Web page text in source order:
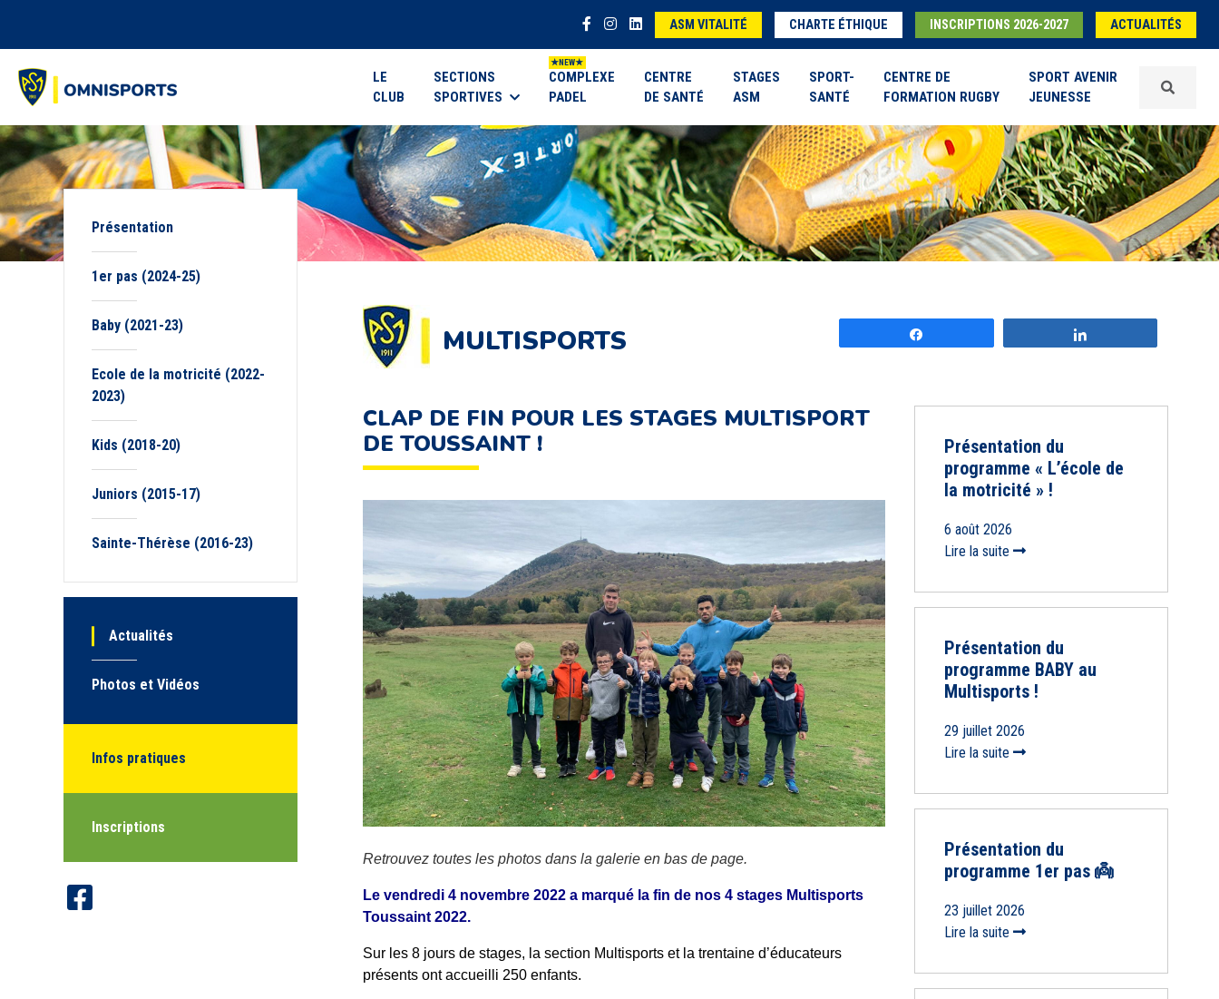
ASM VITALITÉ CHARTE ÉTHIQUE INSCRIPTIONS 2026-2027 ACTUALITÉS
LE
CLUB
SECTIONS
SPORTIVES
COMPLEXE
PADEL
CENTRE
DE SANTÉ
STAGES
ASM
SPORT-
SANTÉ
CENTRE DE
FORMATION RUGBY
SPORT AVENIR
JEUNESSE
Présentation
1er pas (2024-25)
Baby (2021-23)
Ecole de la motricité (2022-
2023)
Kids (2018-20)
Juniors (2015-17)
Sainte-Thérèse (2016-23)
Actualités
Photos et Vidéos
Infos pratiques
Inscriptions
MULTISPORTS
CLAP DE FIN POUR LES STAGES MULTISPORT
DE TOUSSAINT !
Retrouvez toutes les photos dans la galerie en bas de page.
Le vendredi 4 novembre 2022 a marqué la fin de nos 4 stages Multisports
Toussaint 2022.
Sur les 8 jours de stages, la section Multisports et la trentaine d’éducateurs
présents ont accueilli 250 enfants.
Présentation du
programme « L’école de
la motricité » !
6 août 2026
Lire la suite
Présentation du
programme BABY au
Multisports !
29 juillet 2026
Lire la suite
Présentation du
programme 1er pas 👼
23 juillet 2026
Lire la suite